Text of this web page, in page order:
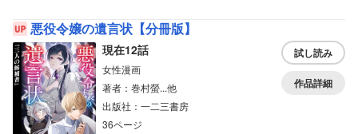
悪役令嬢の遺言状【分冊版】
現在12話
女性漫画
著者：巻村螢...他
出版社：一二三書房
36ページ
試し読み
作品詳細